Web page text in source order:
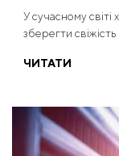
У сучасному
зберегти свіжість
ЧИТАТИ